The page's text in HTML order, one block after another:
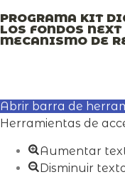
PROGRAMA KIT
LOS FONDOS
MECANISMO DE
Abrir barra de
Herramientas de
Aumentar
Disminuir